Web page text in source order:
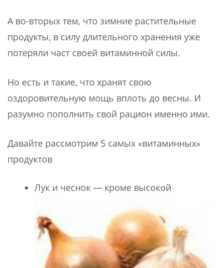
А во-вторых тем, что зимние растительные
продукты, в силу длительного хранения уже
потеряли част своей витаминной силы.
Но есть и такие, что хранят свою
оздоровительную мощь вплоть до весны. И
разумно пополнить свой рацион именно ими.
Давайте рассмотрим 5 самых «витаминных»
продуктов
Лук и чеснок — кроме высокой